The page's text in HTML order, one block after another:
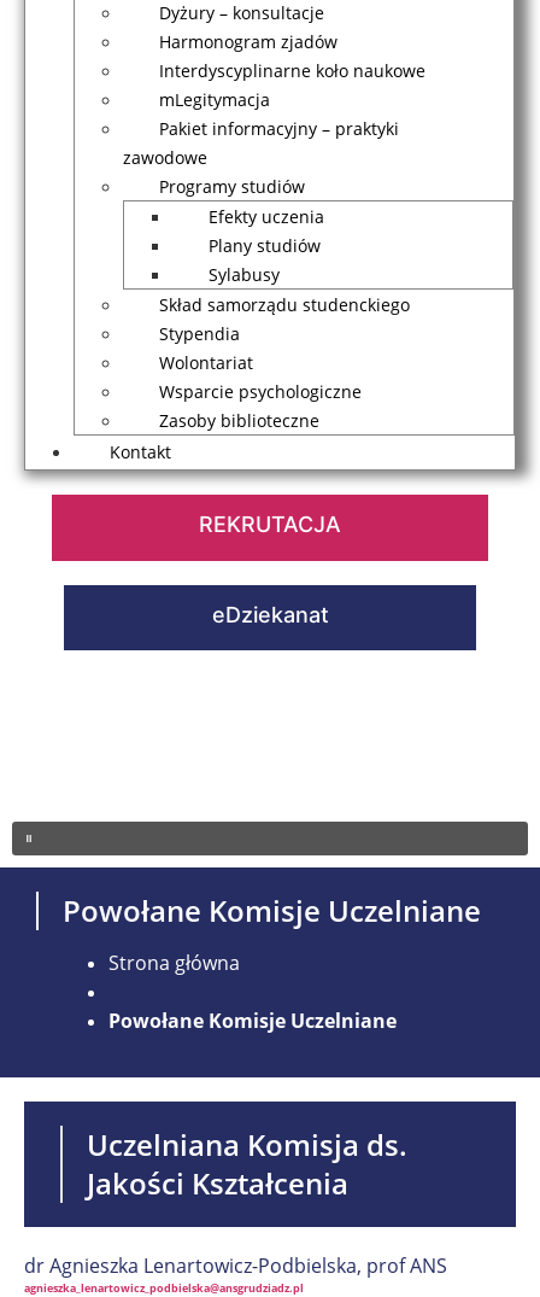
Dyżury – konsultacje
Harmonogram zjadów
Interdyscyplinarne koło naukowe
mLegitymacja
Pakiet informacyjny – praktyki
zawodowe
Programy studiów
Efekty uczenia
Plany studiów
Sylabusy
Skład samorządu studenckiego
Stypendia
Wolontariat
Wsparcie psychologiczne
Zasoby biblioteczne
Kontakt
REKRUTACJA
eDziekanat
Powołane Komisje Uczelniane
Strona główna
Powołane Komisje Uczelniane
Uczelniana Komisja ds.
Jakości Kształcenia
dr Agnieszka Lenartowicz-Podbielska, prof ANS
agnieszka_lenartowicz_podbielska@ansgrudziadz.pl